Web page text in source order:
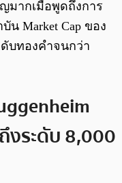
มากเมื่อพูดถึงการ
น Market Cap ของ
บทองคำจนกว่า
งระดับ 8,000